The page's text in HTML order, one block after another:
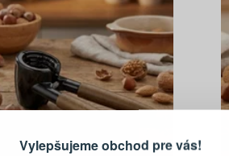
Vylepšujeme obchod pre vás!
Tu je dôvod, prečo sa oplatí vytvoriť
účet